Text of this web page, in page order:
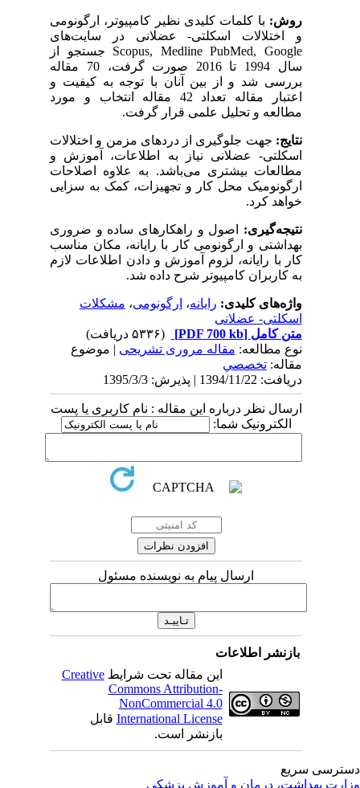
روش: با کلمات کلیدی نظیر کامپیوتر، ارگونومی
و اختلالات اسکلتی- عضلانی در سایتهای
PubMed, Google
Scopus, Medlineجستجو از
سال 1994 تا 2016 صورت گرفت، 70 مقاله
بررسی شد و از بین آنان با توجه به کیفیت و
اعتبار مقاله تعداد 42 مقاله انتخاب و مورد
مطالعه و تحلیل علمی قرار گرفت.
نتایج:جهت جلوگیری از دردهای مزمن و اختلالات
اسکلتی- عضلانی نیاز به اطلاعات، آموزش و
مطالعات بیشتری می‌باشد. به علاوه اصلاحات
ارگونومیک محل کار و تجهیزات، کمک به سزایی
خواهد کرد.
نتیجه‌گیری:اصول و راهکارهای ساده و ضروری
بهداشتی و ارگونومی کار با رایانه، مکان مناسب
کار با رایانه‌، لزوم آموزش و دادن اطلاعات لازم
به کاربران کامپیوتر شرح داده شد.
واژه‌های کلیدی:رایانه،ارگونومی،مشکلات
اسکلتی- عضلانی
متن کامل[PDF 700 kb]
نوع مطالعه:مقاله مروری تشریحی| موضوع
مقاله:تخصصي
دریافت: 1394/11/22 | پذیرش: 1395/3/3
ارسال نظر درباره این مقاله : نام کاربری یا پست
الکترونیک شما:
ارسال پیام به نویسنده مسئول
بازنشر اطلاعات
این مقاله تحت شرایطCreative
Commons Attribution-
NonCommercial 4.0
International Licenseقابل
بازنشر است.
سریع
بهداشت، درمان و آموزش پزشکی